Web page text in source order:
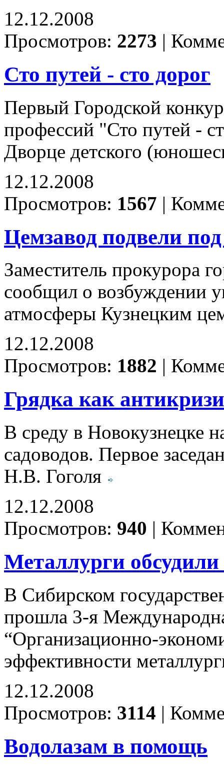
12.12.2008
Просмотров: 2273 |
Сто путей - сто дорог
Первый Городской
профессий "Сто путей -
Дворце детского
12.12.2008
Просмотров: 1567 |
Цемзавод подвели
Заместитель прокурора
сообщил о возбуждении
атмосферы Кузнецким
12.12.2008
Просмотров: 1882 |
Грядка как
В среду в Новокузнецке
садоводов. Первое
Н.В. Гоголя
12.12.2008
Просмотров: 940 |
Металлурги
В Сибирском
прошла 3-я
“Организационно-
эффективности
12.12.2008
Просмотров: 3114 |
Водолазам в помощь